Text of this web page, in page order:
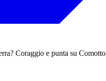
Coraggio e punta su Comotto